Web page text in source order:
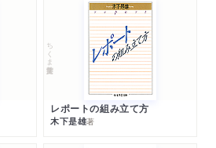
ちくま学芸文庫
レポートの組み立て方
木下是雄著